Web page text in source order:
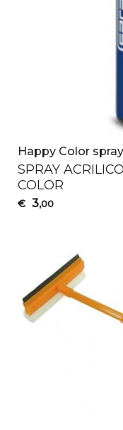
Happy Color
SPRAY ACRILICO
COLOR
€ 3,00